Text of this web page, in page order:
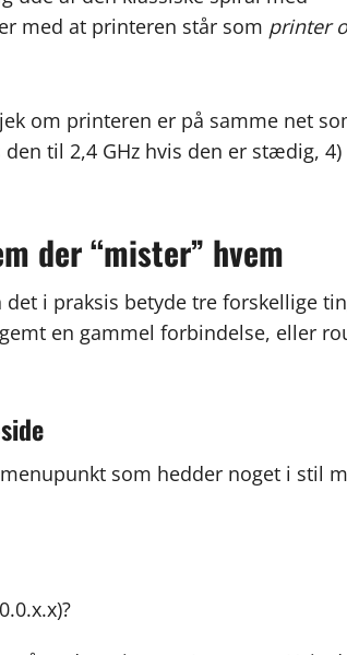
med at printeren står som printer
om printeren er på samme net
til 2,4 GHz hvis den er stædig,
der “mister” hvem
det i praksis betyde tre forskellige
en gammel forbindelse, eller
som hedder noget i stil